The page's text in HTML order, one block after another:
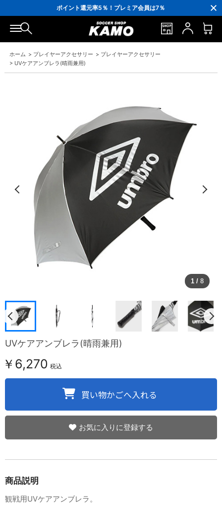
ポイント還元率5％！プレミア会員は7％
会員の方にはお誕生月に「10％OFFクーポン」プレゼント！
16,000円(税込)以上でシューズケースプレゼント！
3,300円(税込)以上で送料無料！
ホーム > プレイヤーアクセサリー > プレイヤーアクセサリー
> UVケアアンブレラ(晴雨兼用)
1 / 8
UVケアアンブレラ(晴雨兼用)
￥6,270 税込
お気に入りに登録する
商品説明
観戦用UVケアアンブレラ。